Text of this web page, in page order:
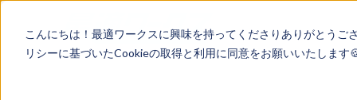
こんにちは！最適ワークスに興味を持ってくださりありがとう
リシーに基づいたCookieの取得と利用に同意をお願いいたします